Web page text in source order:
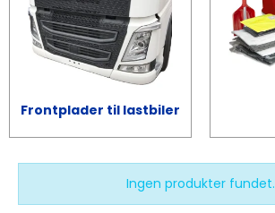
Frontplader til lastbiler
Ingen produkter fundet.